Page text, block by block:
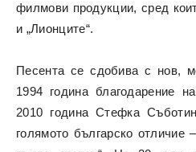
филмови продукции, сред
и „Лионците“.
Песента се сдобива с нов,
1994 година благодарение
2010 година Стефка
голямото българско отличие